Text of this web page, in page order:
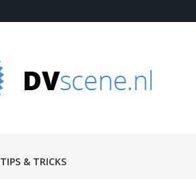
TIPS & TRICKS